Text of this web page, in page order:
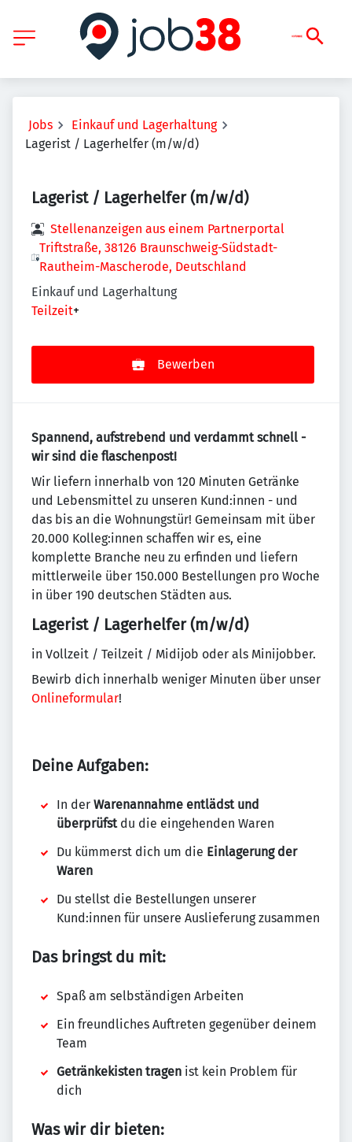
Jobs
Einkauf und Lagerhaltung
Lagerist / Lagerhelfer (m/w/d)
Lagerist / Lagerhelfer (m/w/d)
Stellenanzeigen aus einem Partnerportal
Triftstraße, 38126 Braunschweig-Südstadt-
Rautheim-Mascherode, Deutschland
Einkauf und Lagerhaltung
Teilzeit+
Bewerben
Spannend, aufstrebend und verdammt schnell -
wir sind die flaschenpost!
Wir liefern innerhalb von 120 Minuten Getränke
und Lebensmittel zu unseren Kund:innen - und
das bis an die Wohnungstür! Gemeinsam mit über
20.000 Kolleg:innen schaffen wir es, eine
komplette Branche neu zu erfinden und liefern
mittlerweile über 150.000 Bestellungen pro Woche
in über 190 deutschen Städten aus.
Lagerist / Lagerhelfer (m/w/d)
in Vollzeit / Teilzeit / Midijob oder als Minijobber.
Bewirb dich innerhalb weniger Minuten über unser
Onlineformular!
Deine Aufgaben:
In der Warenannahme entlädst und
überprüfstdu die eingehenden Waren
Du kümmerst dich um die Einlagerung der
Waren
Du stellst die Bestellungen unserer
Kund:innen für unsere Auslieferung zusammen
Das bringst du mit:
Spaß am selbständigen Arbeiten
Ein freundliches Auftreten gegenüber deinem
Team
Getränkekisten tragen ist kein Problem für
dich
Was wir dir bieten: